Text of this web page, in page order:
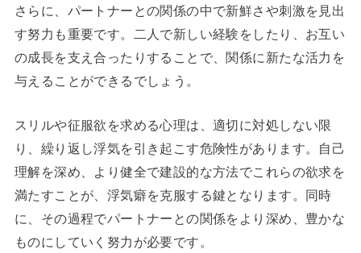
さらに、パートナーとの関係の中で新鮮さや刺激を見出
す努力も重要です。二人で新しい経験をしたり、お互い
の成長を支え合ったりすることで、関係に新たな活力を
与えることができるでしょう。
スリルや征服欲を求める心理は、適切に対処しない限
り、繰り返し浮気を引き起こす危険性があります。自己
理解を深め、より健全で建設的な方法でこれらの欲求を
満たすことが、浮気癖を克服する鍵となります。同時
に、その過程でパートナーとの関係をより深め、豊かな
ものにしていく努力が必要です。